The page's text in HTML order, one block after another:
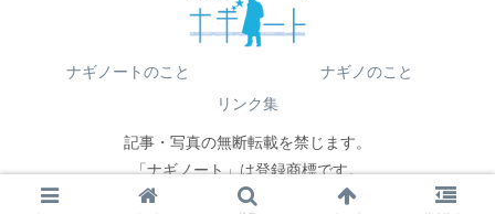
ナギノートのこと
ナギノのこと
リンク集
記事・写真の無断転載を禁じます。
「ナギノート」は登録商標です。
© 2018 atelier-nagino.